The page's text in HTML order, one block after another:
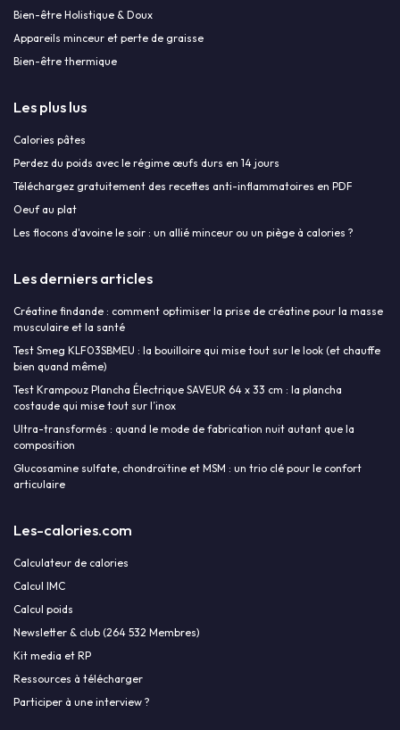
Bien-être Holistique & Doux
Appareils minceur et perte de graisse
Bien-être thermique
Les plus lus
Calories pâtes
Perdez du poids avec le régime œufs durs en 14 jours
Téléchargez gratuitement des recettes anti-inflammatoires en PDF
Oeuf au plat
Les flocons d'avoine le soir : un allié minceur ou un piège à calories ?
Les derniers articles
Créatine findande : comment optimiser la prise de créatine pour la masse
musculaire et la santé
Test Smeg KLF03SBMEU : la bouilloire qui mise tout sur le look (et chauffe
bien quand même)
Test Krampouz Plancha Électrique SAVEUR 64 x 33 cm : la plancha
costaude qui mise tout sur l’inox
Ultra-transformés : quand le mode de fabrication nuit autant que la
composition
Glucosamine sulfate, chondroïtine et MSM : un trio clé pour le confort
articulaire
Les-calories.com
Calculateur de calories
Calcul IMC
Calcul poids
Newsletter & club (264 532 Membres)
Kit media et RP
Ressources à télécharger
Participer à une interview ?